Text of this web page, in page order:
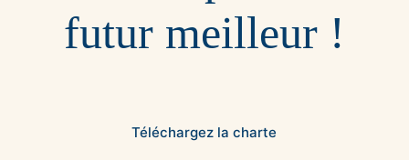
futur meilleur !
Téléchargez la charte